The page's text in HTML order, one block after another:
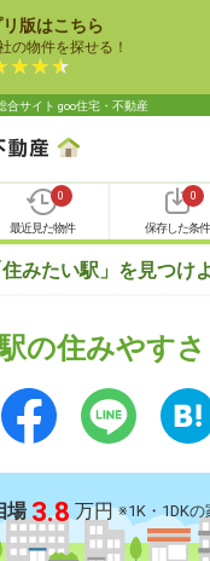
版はこちら
の物件を探せる！
合サイト goo住宅・不動産
0
最近見た物件
0
保存した条件
住みたい駅」を見つけ
の住みやす
場 3.8 万円 ※1K・1DK